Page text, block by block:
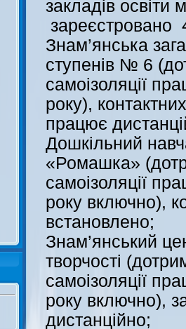
закладів освіти
зареєстровано
Знам’янська
ступенів № 6
самоізоляції
року),
працює
Дошкільний
«Ромашка»
самоізоляції
року включно),
встановлено;
Знам’янський
творчості
самоізоляції
року включно),
дистанційно;